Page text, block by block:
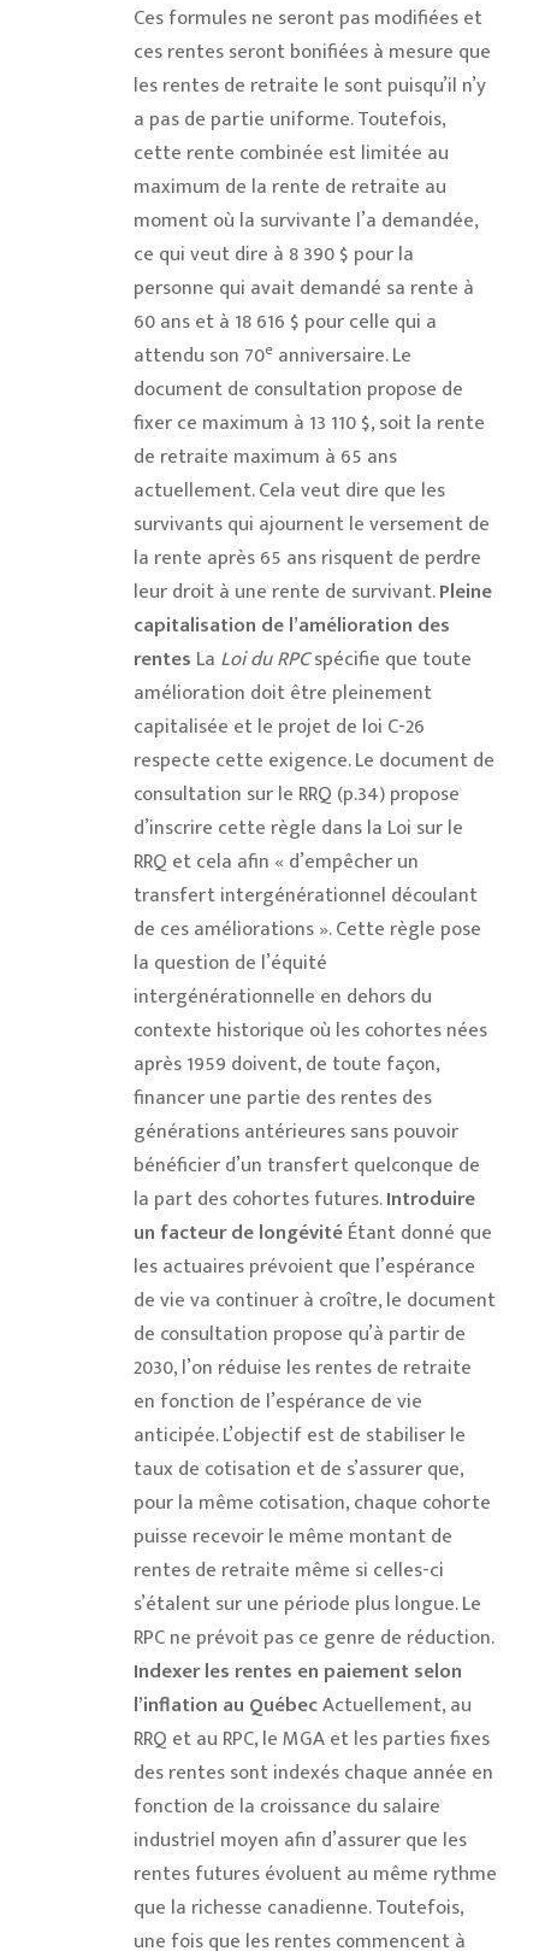
Ces formules ne seront pas modifiées et
ces rentes seront bonifiées à mesure que
les rentes de retraite le sont puisqu’il n’y
a pas de partie uniforme. Toutefois,
cette rente combinée est limitée au
maximum de la rente de retraite au
moment où la survivante l’a demandée,
ce qui veut dire à 8 390 $ pour la
personne qui avait demandé sa rente à
60 ans et à 18 616 $ pour celle qui a
attendu son 70eanniversaire. Le
document de consultation propose de
fixer ce maximum à 13 110 $, soit la rente
de retraite maximum à 65 ans
actuellement. Cela veut dire que les
survivants qui ajournent le versement de
la rente après 65 ans risquent de perdre
leur droit à une rente de survivant.Pleine
capitalisation de l’amélioration des
rentes La Loi du RPCspécifie que toute
amélioration doit être pleinement
capitalisée et le projet de loi C-26
respecte cette exigence. Le document de
consultation sur le RRQ (p.34) propose
d’inscrire cette règle dans la Loi sur le
RRQ et cela afin « d’empêcher un
transfert intergénérationnel découlant
de ces améliorations ». Cette règle pose
la question de l’équité
intergénérationnelle en dehors du
contexte historique où les cohortes nées
après 1959 doivent, de toute façon,
financer une partie des rentes des
générations antérieures sans pouvoir
bénéficier d’un transfert quelconque de
la part des cohortes futures.Introduire
un facteur de longévitéÉtant donné que
les actuaires prévoient que l’espérance
de vie va continuer à croître, le document
de consultation propose qu’à partir de
2030, l’on réduise les rentes de retraite
en fonction de l’espérance de vie
anticipée. L’objectif est de stabiliser le
taux de cotisation et de s’assurer que,
pour la même cotisation, chaque cohorte
puisse recevoir le même montant de
rentes de retraite même si celles-ci
s’étalent sur une période plus longue. Le
RPC ne prévoit pas ce genre de réduction.
Indexer les rentes en paiement selon
l’inflation au QuébecActuellement, au
RRQ et au RPC, le MGA et les parties fixes
des rentes sont indexés chaque année en
fonction de la croissance du salaire
industriel moyen afin d’assurer que les
rentes futures évoluent au même rythme
que la richesse canadienne. Toutefois,
une fois que les rentes commencent à